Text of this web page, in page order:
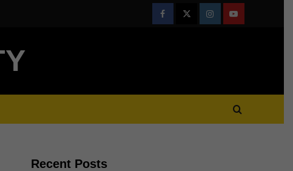
FacebookTwitterInstagramYoutube
Recent Posts